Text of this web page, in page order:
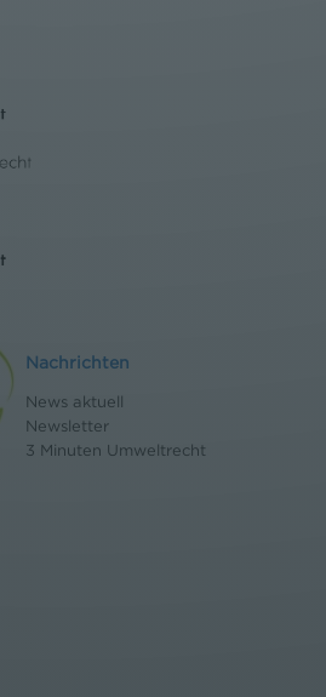
Nachrichten
News aktuell
Newsletter
3 Minuten Umweltrecht